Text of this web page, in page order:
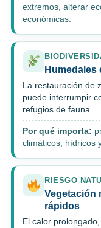
extremos, alterar
económicas.
La restauración de
puede interrumpir
refugios de fauna.
Por qué importa:
climáticos, hídricos
RIESGO
Vegetación
rápidos
El calor